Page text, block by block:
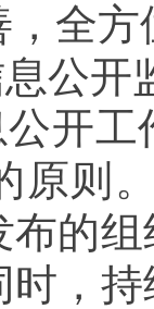
全
息公
开
原则
的
时，